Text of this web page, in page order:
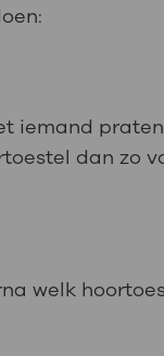
iemand
dan zo
welk